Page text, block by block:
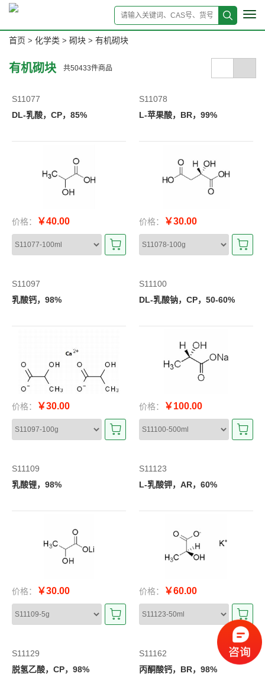
首页 > 化学类 > 砌块 > 有机砌块
有机砌块 共50433件商品
S11077
DL-乳酸，CP，85%
价格： ￥40.00
S11078
L-苹果酸，BR，99%
价格： ￥30.00
S11097
乳酸钙，98%
价格： ￥30.00
S11100
DL-乳酸钠，CP，50-60%
价格： ￥100.00
S11109
乳酸锂，98%
价格： ￥30.00
S11123
L-乳酸钾，AR，60%
价格： ￥60.00
S11129
脱氢乙酸，CP，98%
S11162
丙酮酸钙，BR，98%